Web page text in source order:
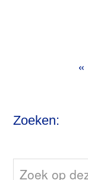
«
Zoeken:
Zoek